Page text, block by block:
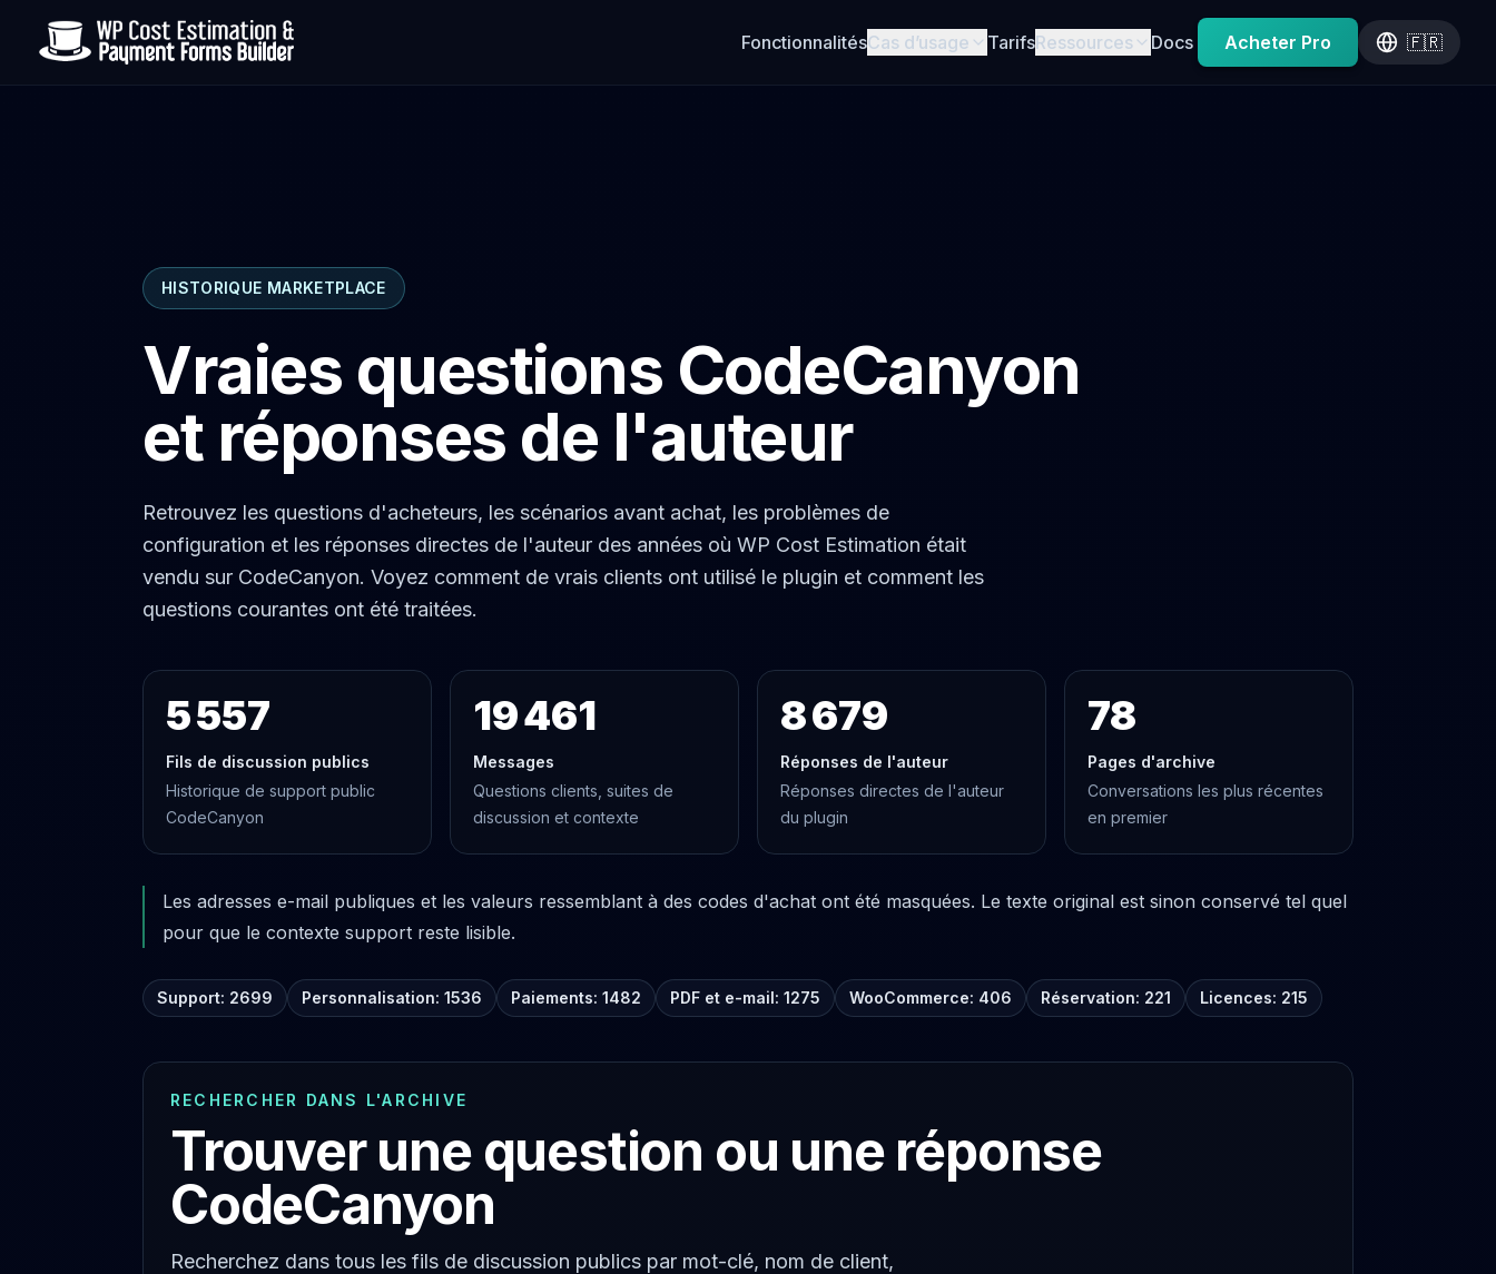
FonctionnalitésCas d’usage TarifsRessources Docs Acheter Pro 🇫🇷
HISTORIQUE MARKETPLACE
Vraies questions CodeCanyon
et réponses de l'auteur
Retrouvez les questions d'acheteurs, les scénarios avant achat, les problèmes de
configuration et les réponses directes de l'auteur des années où WP Cost Estimation était
vendu sur CodeCanyon. Voyez comment de vrais clients ont utilisé le plugin et comment les
questions courantes ont été traitées.
5 557
Fils de discussion publics
Historique de support public
CodeCanyon
19 461
Messages
Questions clients, suites de
discussion et contexte
8 679
Réponses de l'auteur
Réponses directes de l'auteur
du plugin
78
Pages d'archive
Conversations les plus récentes
en premier
Les adresses e-mail publiques et les valeurs ressemblant à des codes d'achat ont été masquées. Le texte original est sinon conservé tel quel
pour que le contexte support reste lisible.
Support: 2699 Personnalisation: 1536 Paiements: 1482 PDF et e-mail: 1275 WooCommerce: 406 Réservation: 221 Licences: 215
RECHERCHER DANS L'ARCHIVE
Trouver une question ou une réponse
CodeCanyon
Recherchez dans tous les fils de discussion publics par mot-clé, nom de client,